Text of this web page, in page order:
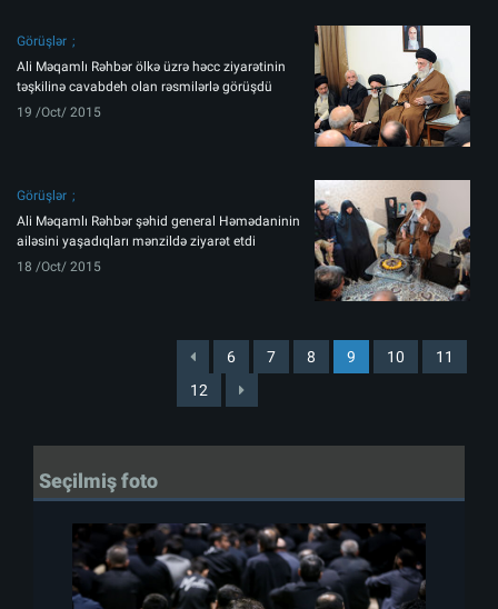
Görüşlər
Ali Məqamlı Rəhbər ölkə üzrə həcc ziyarətinin
təşkilinə cavabdeh olan rəsmilərlə görüşdü
19 /Oct/ 2015
Görüşlər
Ali Məqamlı Rəhbər şəhid general Həmədaninin
ailəsini yaşadıqları mənzildə ziyarət etdi
18 /Oct/ 2015
6 7 8 9 10
11
12
Seçilmiş foto